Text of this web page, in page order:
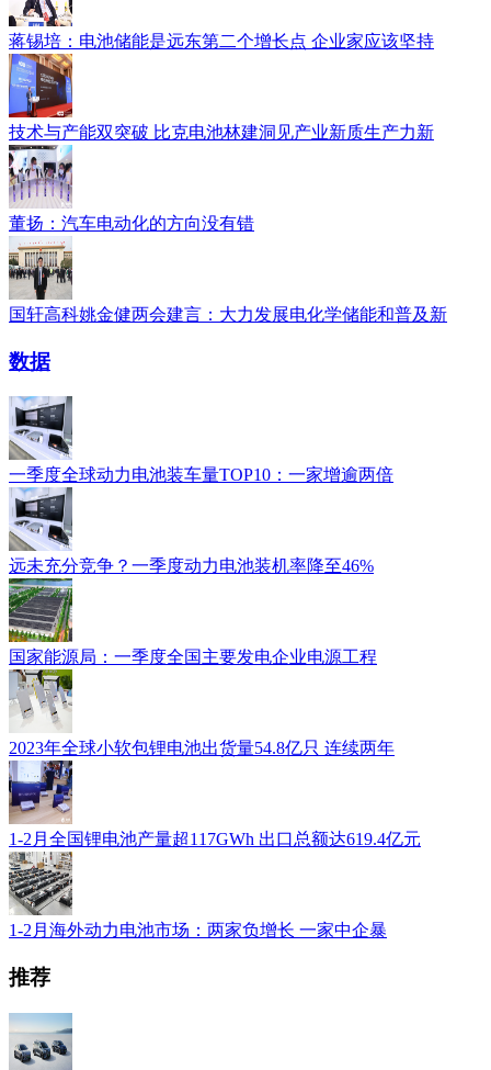
蒋锡培：电池储能是远东第二个增长点 企业家应该坚持
技术与产能双突破 比克电池林建洞见产业新质生产力新
董扬：汽车电动化的方向没有错
国轩高科姚金健两会建言：大力发展电化学储能和普及新
数据
一季度全球动力电池装车量TOP10：一家增逾两倍
远未充分竞争？一季度动力电池装机率降至46%
国家能源局：一季度全国主要发电企业电源工程
2023年全球小软包锂电池出货量54.8亿只 连续两年
1-2月全国锂电池产量超117GWh 出口总额达619.4亿元
1-2月海外动力电池市场：两家负增长 一家中企暴
推荐